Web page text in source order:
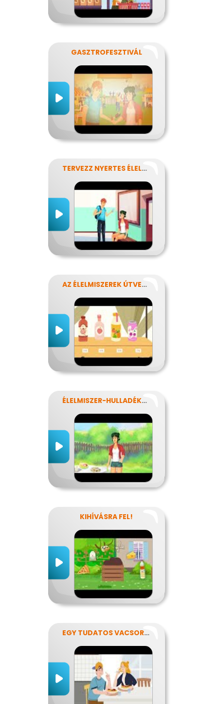
GASZTROFESZTIVÁL
TERVEZZ NYERTES ÉLELMISZER-CSOMAGOLÁST!
AZ ÉLELMISZEREK ÚTVESZTŐJÉBEN
ÉLELMISZER-HULLADÉKOK
KIHÍVÁSRA FEL!
EGY TUDATOS VACSORA RECEPTJE